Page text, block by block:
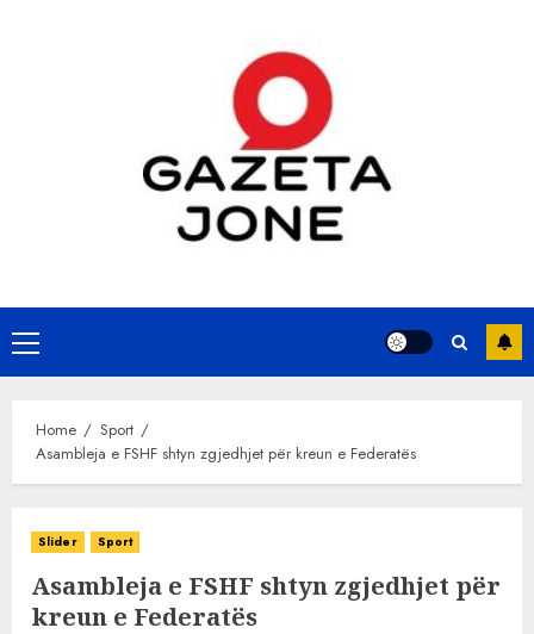
Primary
Menu
Home
Sport
Asambleja e FSHF shtyn zgjedhjet për kreun e Federatës
Slider Sport
Asambleja e FSHF shtyn zgjedhjet për
kreun e Federatës